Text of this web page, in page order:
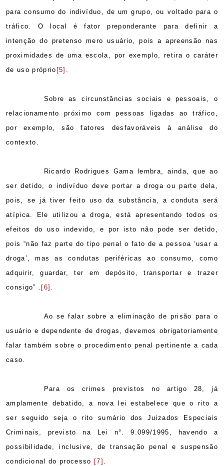
para consumo do indivíduo, de um grupo, ou voltado para o
tráfico. O local é fator preponderante para definir a
intenção do pretenso mero usuário, pois a apreensão nas
proximidades de uma escola, por exemplo, retira o caráter
de uso próprio [5] .
Sobre as circunstâncias sociais e pessoais, o
relacionamento próximo com pessoas ligadas ao tráfico,
por exemplo, são fatores desfavoráveis à análise do
contexto .
Ricardo Rodrigues Gama lembra, ainda, que ao
ser detido, o indivíduo deve portar a droga ou parte dela,
pois, se já tiver feito uso da substância, a conduta será
atípica. Ele utilizou a droga, está apresentando todos os
efeitos do uso indevido, e por isto não pode ser detido,
pois “não faz parte do tipo penal o fato de a pessoa ‘usar a
droga’, mas as condutas periféricas ao consumo, como
adquirir, guardar, ter em depósito, transportar e trazer
consigo” . [6] .
Ao se falar sobre a eliminação de prisão para o
usuário e dependente de drogas, devemos obrigatoriamente
falar também sobre o procedimento penal pertinente a cada
caso.
Para os crimes previstos no artigo 28, já
amplamente debatido, a nova lei estabelece que o rito a
ser seguido seja o rito sumário dos Juizados Especiais
Criminais, previsto na Lei n°. 9.099/1995, havendo a
possibilidade, inclusive, de transação penal e suspensão
condicional do processo [7] .